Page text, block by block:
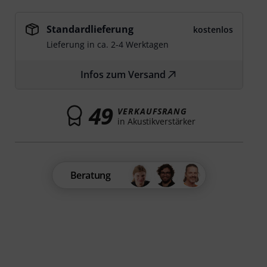
Standardlieferung
kostenlos
Lieferung in ca. 2-4 Werktagen
Infos zum Versand
49 VERKAUFSRANG
in Akustikverstärker
Beratung